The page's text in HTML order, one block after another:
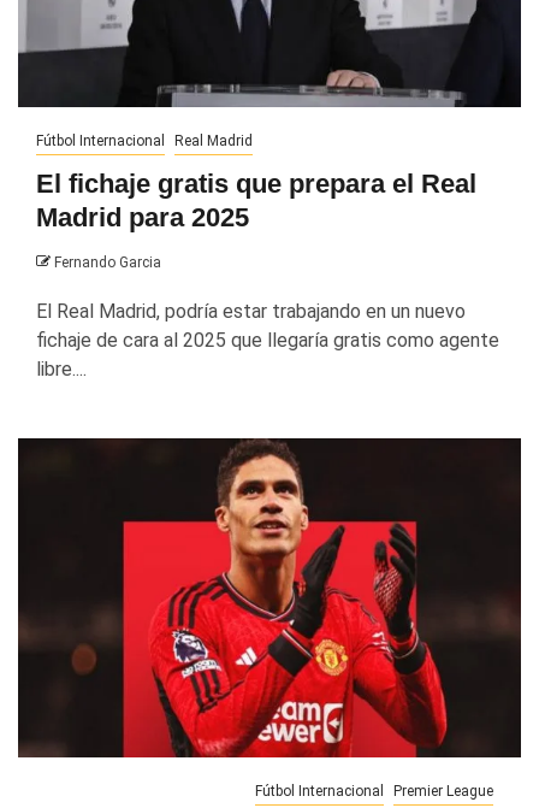
Fútbol Internacional Real Madrid
El fichaje gratis que prepara el Real
Madrid para 2025
Fernando Garcia
El Real Madrid, podría estar trabajando en un nuevo
fichaje de cara al 2025 que llegaría gratis como agente
libre....
Fútbol Internacional Premier League